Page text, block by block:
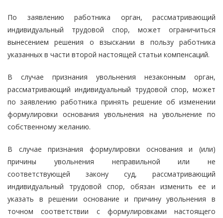
По заявлению работника орган, рассматривающий
индивидуальный трудовой спор, может ограничиться
вынесением решения о взыскании в пользу работника
указанных в части второй настоящей статьи компенсаций.
В случае признания увольнения незаконным орган,
рассматривающий индивидуальный трудовой спор, может
по заявлению работника принять решение об изменении
формулировки основания увольнения на увольнение по
собственному желанию.
В случае признания формулировки основания и (или)
причины увольнения неправильной или не
соответствующей закону суд, рассматривающий
индивидуальный трудовой спор, обязан изменить ее и
указать в решении основание и причину увольнения в
точном соответствии с формулировками настоящего